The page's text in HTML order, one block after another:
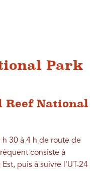
Park
Reef National
30 à 4 h de route de
consiste à
puis à suivre l'UT-24